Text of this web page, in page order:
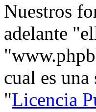
Nuestros
adelante
cual es
"Licencia